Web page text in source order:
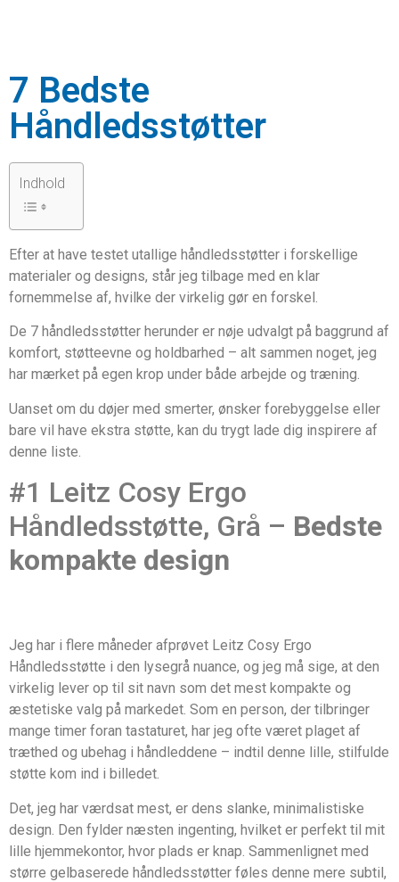
7 Bedste
Håndledsstøtter
Indhold
Efter at have testet utallige håndledsstøtter i forskellige
materialer og designs, står jeg tilbage med en klar
fornemmelse af, hvilke der virkelig gør en forskel.
De 7 håndledsstøtter herunder er nøje udvalgt på baggrund af
komfort, støtteevne og holdbarhed – alt sammen noget, jeg
har mærket på egen krop under både arbejde og træning.
Uanset om du døjer med smerter, ønsker forebyggelse eller
bare vil have ekstra støtte, kan du trygt lade dig inspirere af
denne liste.
#1 Leitz Cosy Ergo
Håndledsstøtte, Grå – Bedste
kompakte design
Jeg har i flere måneder afprøvet Leitz Cosy Ergo
Håndledsstøtte i den lysegrå nuance, og jeg må sige, at den
virkelig lever op til sit navn som det mest kompakte og
æstetiske valg på markedet. Som en person, der tilbringer
mange timer foran tastaturet, har jeg ofte været plaget af
træthed og ubehag i håndleddene – indtil denne lille, stilfulde
støtte kom ind i billedet.
Det, jeg har værdsat mest, er dens slanke, minimalistiske
design. Den fylder næsten ingenting, hvilket er perfekt til mit
lille hjemmekontor, hvor plads er knap. Sammenlignet med
større gelbaserede håndledsstøtter føles denne mere subtil,